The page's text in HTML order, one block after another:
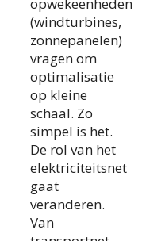
opwekeenheden
(windturbines,
zonnepanelen)
vragen om
optimalisatie
op kleine
schaal. Zo
simpel is het.
De rol van het
elektriciteitsnet
gaat
veranderen.
Van